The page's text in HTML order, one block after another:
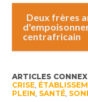
Deux frères
centrafricain
ARTICLES
CRISE,
PLEIN, SANTÉ,